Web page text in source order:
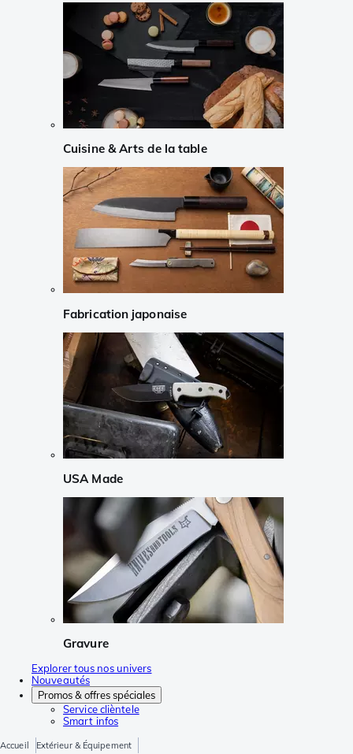
Cuisine & Arts de la table
Fabrication japonaise
USA Made
Gravure
Explorer tous nos univers
Nouveautés
Promos & offres spéciales
Service clièntele
Smart infos
Accueil
Extérieur & Équipement